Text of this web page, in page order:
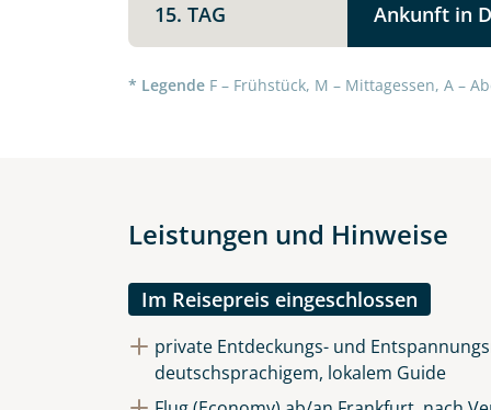
Telegram
15. TAG Ankunft in
* Legende F – Frühstück, M – Mittagessen, A –
Leistungen und Hinweise
Im Reisepreis eingeschlossen
private Entdeckungs- und
deutschsprachigem, lokalem Guide
Weitere Informationen
Datenschutz & Transparenz